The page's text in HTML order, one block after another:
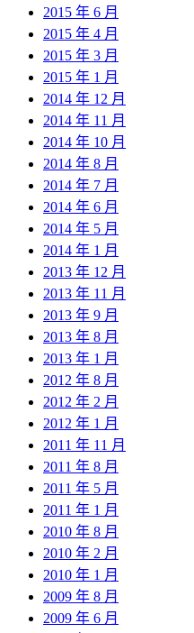
2015 年 6 月
2015 年 4 月
2015 年 3 月
2015 年 1 月
2014 年 12 月
2014 年 11 月
2014 年 10 月
2014 年 8 月
2014 年 7 月
2014 年 6 月
2014 年 5 月
2014 年 1 月
2013 年 12 月
2013 年 11 月
2013 年 9 月
2013 年 8 月
2013 年 1 月
2012 年 8 月
2012 年 2 月
2012 年 1 月
2011 年 11 月
2011 年 8 月
2011 年 5 月
2011 年 1 月
2010 年 8 月
2010 年 2 月
2010 年 1 月
2009 年 8 月
2009 年 6 月